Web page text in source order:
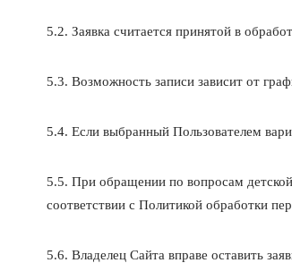
5.2. Заявка считается принятой в
5.3. Возможность записи зависит от
5.4. Если выбранный Пользователем
5.5. При обращении по вопросам
соответствии с Политикой обработки
5.6. Владелец Сайта вправе оставить